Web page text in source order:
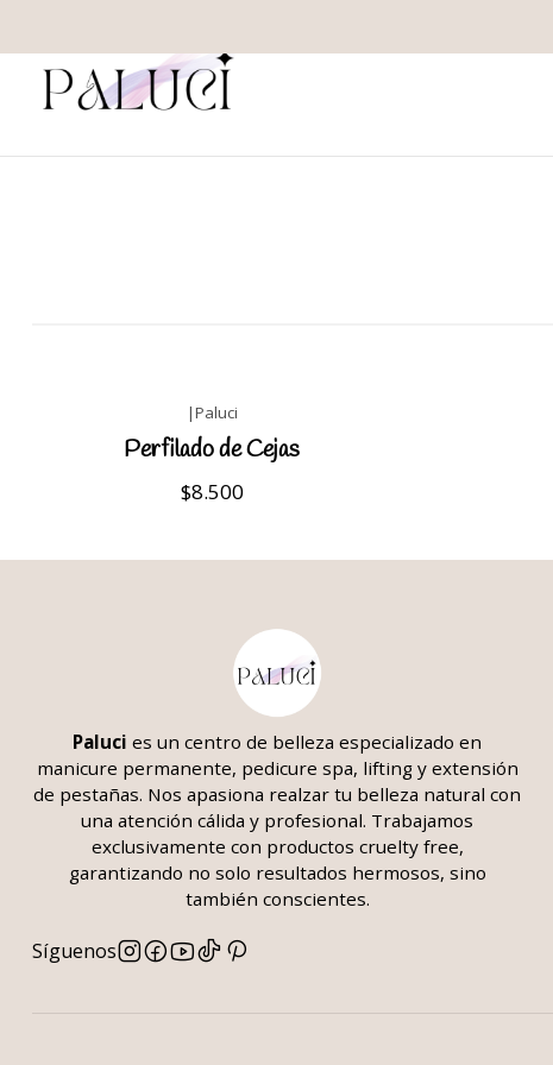
|Paluci
Perfilado de Cejas
$8.500
Paluci es un centro de belleza especializado en
manicure permanente, pedicure spa, lifting y extensión
de pestañas. Nos apasiona realzar tu belleza natural con
una atención cálida y profesional. Trabajamos
exclusivamente con productos cruelty free,
garantizando no solo resultados hermosos, sino
también conscientes.
Síguenos